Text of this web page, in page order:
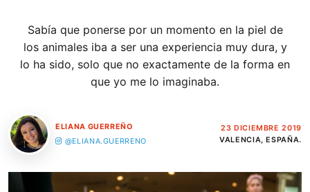
Sabía que ponerse por un momento en la piel de
los animales iba a ser una experiencia muy dura, y
lo ha sido, solo que no exactamente de la forma en
que yo me lo imaginaba.
ELIANA GUERREÑO
@ELIANA.GUERRENO
23 DICIEMBRE 2019
VALENCIA, ESPAÑA.